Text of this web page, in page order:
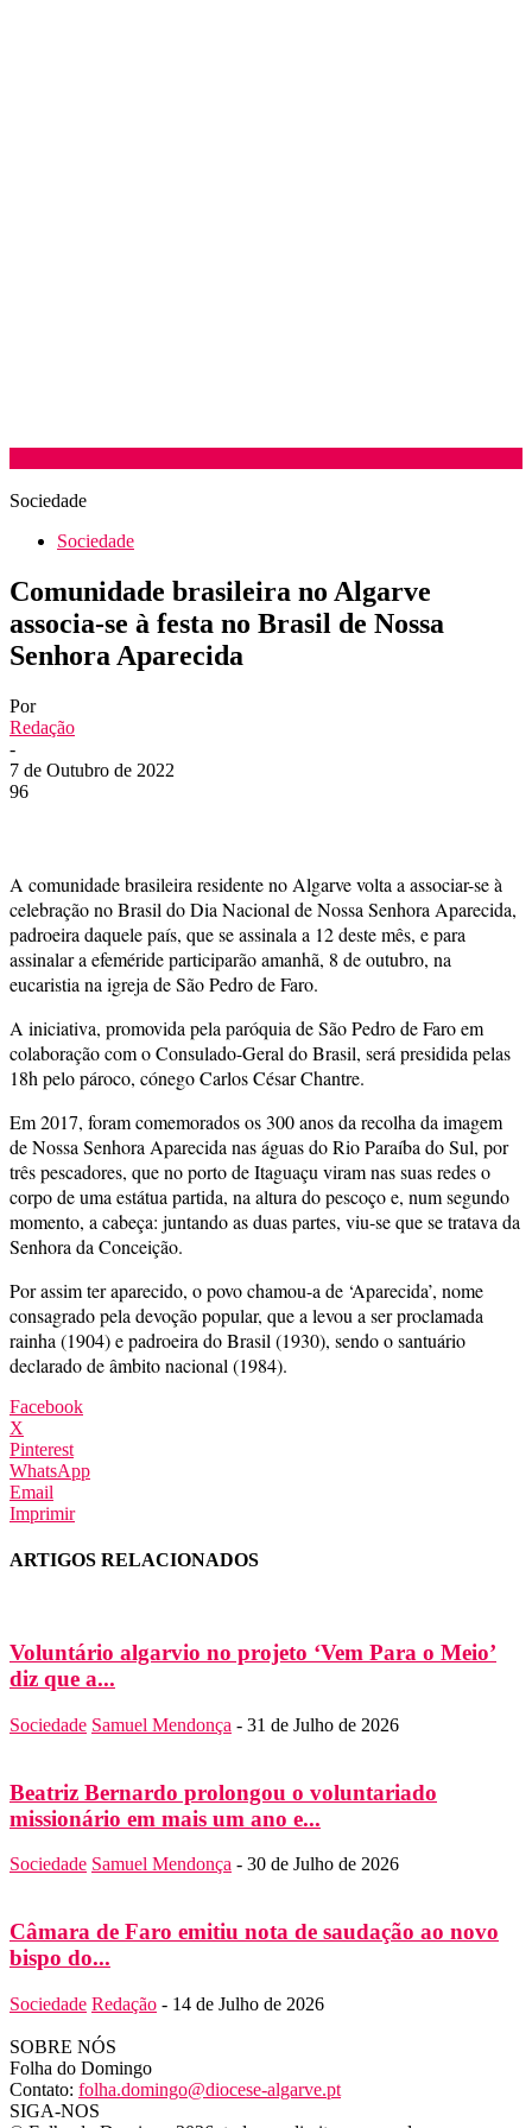
Sociedade
Sociedade
Comunidade brasileira no Algarve
associa-se à festa no Brasil de Nossa
Senhora Aparecida
Por
Redação
-
7 de Outubro de 2022
96
A comunidade brasileira residente no Algarve volta a associar-se à
celebração no Brasil do Dia Nacional de Nossa Senhora Aparecida,
padroeira daquele país, que se assinala a 12 deste mês, e para
assinalar a efeméride participarão amanhã, 8 de outubro, na
eucaristia na igreja de São Pedro de Faro.
A iniciativa, promovida pela paróquia de São Pedro de Faro em
colaboração com o Consulado-Geral do Brasil, será presidida pelas
18h pelo pároco, cónego Carlos César Chantre.
Em 2017, foram comemorados os 300 anos da recolha da imagem
de Nossa Senhora Aparecida nas águas do Rio Paraíba do Sul, por
três pescadores, que no porto de Itaguaçu viram nas suas redes o
corpo de uma estátua partida, na altura do pescoço e, num segundo
momento, a cabeça: juntando as duas partes, viu-se que se tratava da
Senhora da Conceição.
Por assim ter aparecido, o povo chamou-a de ‘Aparecida’, nome
consagrado pela devoção popular, que a levou a ser proclamada
rainha (1904) e padroeira do Brasil (1930), sendo o santuário
declarado de âmbito nacional (1984).
Facebook
X
Pinterest
WhatsApp
Email
Imprimir
ARTIGOS RELACIONADOS
Voluntário algarvio no projeto ‘Vem Para o Meio’
diz que a...
Sociedade Samuel Mendonça - 31 de Julho de 2026
Beatriz Bernardo prolongou o voluntariado
missionário em mais um ano e...
Sociedade Samuel Mendonça - 30 de Julho de 2026
Câmara de Faro emitiu nota de saudação ao novo
bispo do...
Sociedade Redação - 14 de Julho de 2026
SOBRE NÓS
Folha do Domingo
Contato: folha.domingo@diocese-algarve.pt
SIGA-NOS